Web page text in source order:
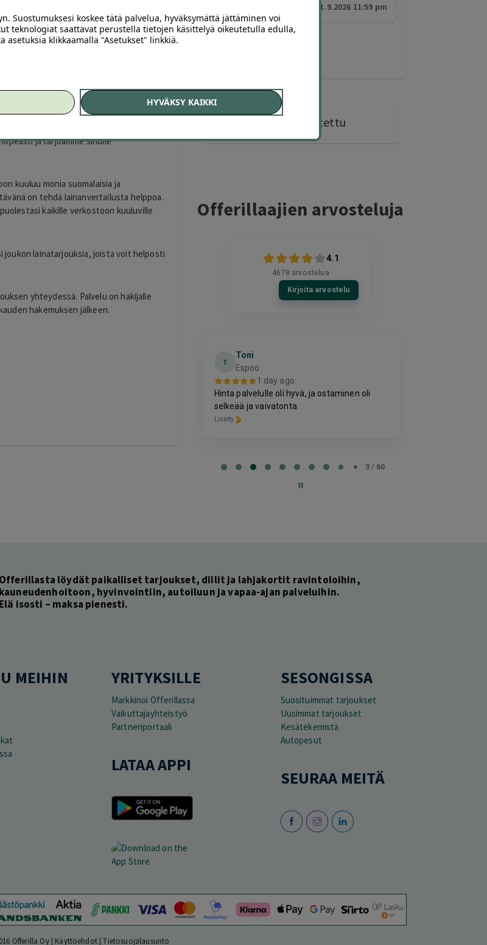
lähetetään sinulle parhaat tarjoukset.
ja tarjoamme sinulle
kuuluu monia suomalaisia ja
on tehdä lainanvertailusta helppoa.
kaikille verkostoon kuuluville
joukon lainatarjouksia, joista voit helposti
yhteydessä. Palvelu on hakijalle
hakemuksen jälkeen.
1.9.2026 11:59 pm
ostettu
Offerillaajien arvosteluja
4.1
4678 arvostelua
Kirjoita arvostelu
T
Toni
Espoo
1 day ago
Hinta palvelulle oli hyvä, ja ostaminen oli
selkeää ja vaivatonta
Lisätty
3 / 60
Offerillasta löydät paikalliset tarjoukset, diilit ja lahjakortit ravintoloihin,
kauneudenhoitoon, hyvinvointiin, autoiluun ja vapaa-ajan palveluihin.
Elä isosti – maksa pienesti.
MEIHIN YRITYKSILLE
Markkinoi Offerillassa
Vaikuttajayhteistyö
Partneriportaali
LATAA APPI
SESONGISSA
Suosituimmat tarjoukset
Uusimmat tarjoukset
Kesätekemistä
Autopesut
SEURAA MEITÄ
Offerilla Oy | Käyttöehdot|Tietosuojalausunto
Suostumuksesi koskee tätä palvelua, hyväksymättä jättäminen voi
teknologiat saattavat perustella tietojen käsittelyä oikeutetulla edulla,
asetuksia klikkaamalla "Asetukset" linkkiä.
HYVÄKSY KAIKKI